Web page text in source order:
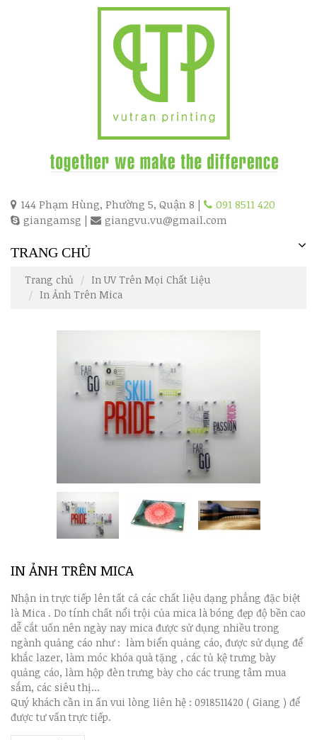
144 Phạm Hùng, Phường 5, Quận 8 |
091 8511 420
giangamsg | giangvu.vu@gmail.com
TRANG CHỦ
Trang chủ
In UV Trên Mọi Chất Liệu
In Ảnh Trên Mica
IN ẢNH TRÊN MICA
Nhận in trực tiếp lên tất cả các chất liệu dạng phẳng đặc biệt
là Mica . Dotính chất nổi trội của mica là bóng đẹp độ bền cao
dễ cắt uốn nên ngày nay mica được sử dụng nhiều trong
ngành quảng cáo như : làm biển quảng cáo, được sử dụng để
khắc lazer, làm móc khóa quà tặng , các tủ kệ trưng bày
quảng cáo, làm hộp đèn trưng bày cho các trung tâm mua
sắm, các siêu thị...
Quý khách cần in ấn vui lòng liên hệ : 0918511420 ( Giang ) để
được tư vấn trực tiếp.